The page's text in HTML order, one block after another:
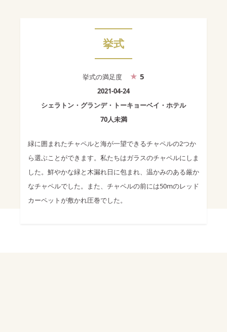
挙式
挙式の満足度 5
2021-04-24
シェラトン・グランデ・トーキョーベイ・ホテル
70人未満
緑に囲まれたチャペルと海が一望できるチャペルの2つか
ら選ぶことができます。私たちはガラスのチャペルにしま
した。鮮やかな緑と木漏れ日に包まれ、温かみのある厳か
なチャペルでした。また、チャペルの前には50mのレッド
カーペットが敷かれ圧巻でした。